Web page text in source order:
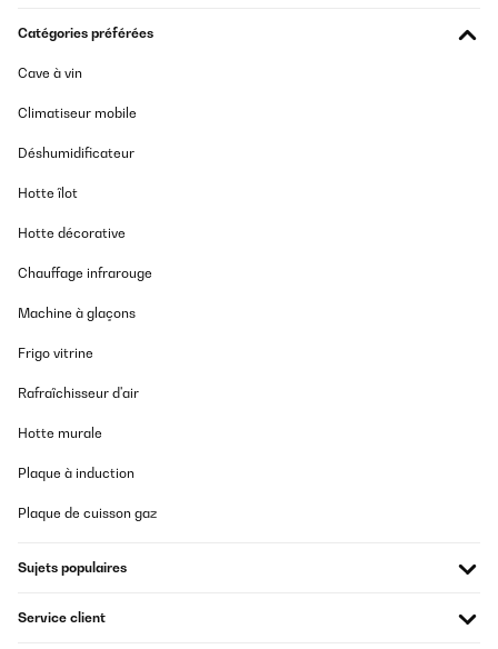
Catégories préférées
Cave à vin
Climatiseur mobile
Déshumidificateur
Hotte îlot
Hotte décorative
Chauffage infrarouge
Machine à glaçons
Frigo vitrine
Rafraîchisseur d'air
Hotte murale
Plaque à induction
Plaque de cuisson gaz
Sujets populaires
Service client